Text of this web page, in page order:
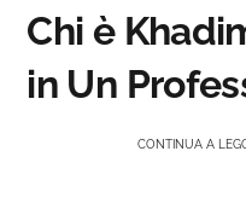
Chi è
in Un
CONTINUA A